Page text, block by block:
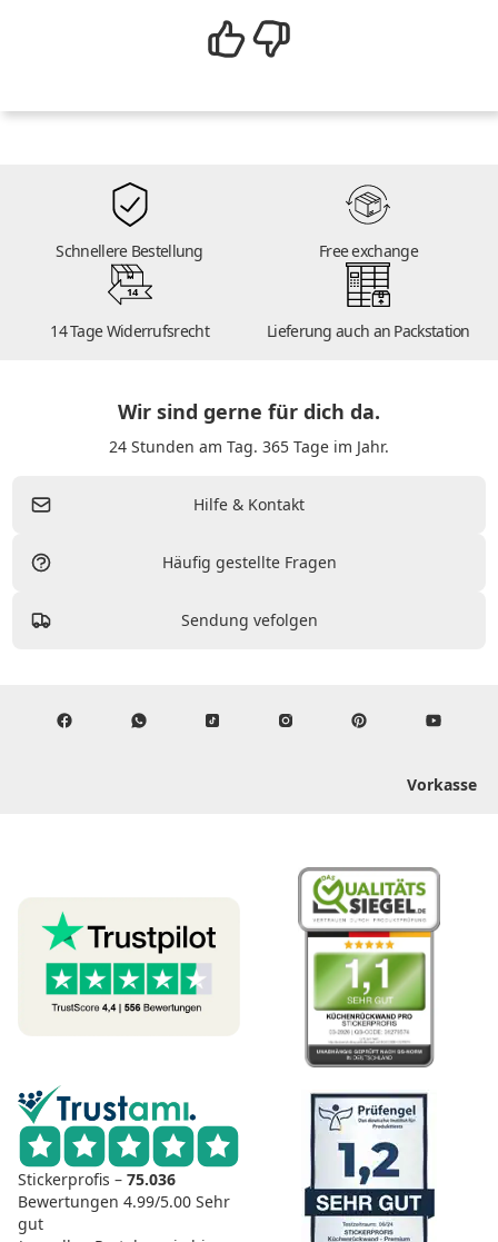
Schnellere Bestellung Free exchange
14
14 Tage Widerrufsrecht Lieferung auch an Packstation
Wir sind gerne für dich da.
24 Stunden am Tag. 365 Tage im Jahr.
Hilfe & Kontakt
Häufig gestellte Fragen
Sendung vefolgen
Vorkasse
Stickerprofis – 75.036
Bewertungen 4.99/5.00 Sehr
gut